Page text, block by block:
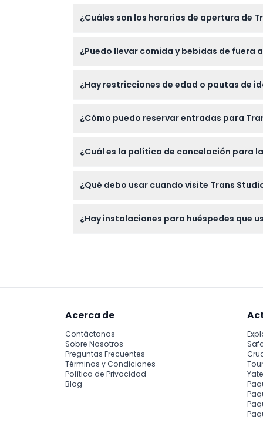
¿Cuáles son los horarios de apertura de
entrada dos horas antes del cierre (sujeto
¿Puedo llevar comida y bebidas de fuera
comercial o parque.
¿Hay restricciones de edad o pautas de
tener restricciones de altura o edad por
¿Cómo puedo reservar entradas para
confirmado en la fecha que prefiera.
¿Cuál es la política de cancelación para
de reservar.
¿Qué debo usar cuando visite Trans
¿Hay instalaciones para huéspedes que
Acerca de
Contáctanos
Sobre Nosotros
Preguntas Frecuentes
Términos y Condiciones
Política de Privacidad
Blog